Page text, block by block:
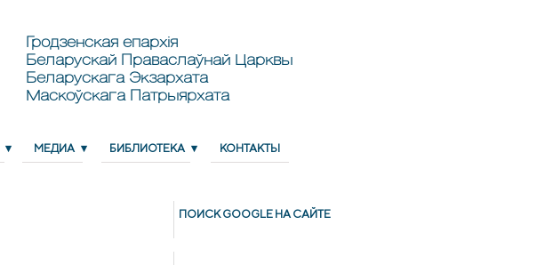
Гродзенская епархія
Беларускай Праваслаўнай Царквы
Беларускага Экзархата
Маскоўскага Патрыярхата
МЕДИА БИБЛИОТЕКА КОНТАКТЫ
ПОИСК GOОGLE НА САЙТЕ